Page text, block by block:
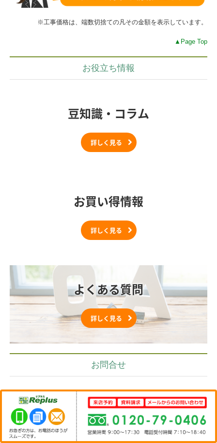
※工事価格は、端数切捨ての凡その金額を表示しています。
▲Page Top
お役立ち情報
豆知識・コラム
詳しく見る
お買い得情報
詳しく見る
よくある質問
詳しく見る
お問合せ
お問合せ
ネットからご予約いただいた方限定でご来店のお客